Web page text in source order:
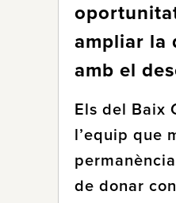
ampliar la
amb el
Els del Baix
l’equip que
de donar